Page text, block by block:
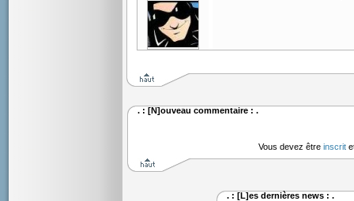
. : [N]ouveau commentaire : .
Vous devez être inscrit
. : [L]es dernières news : .